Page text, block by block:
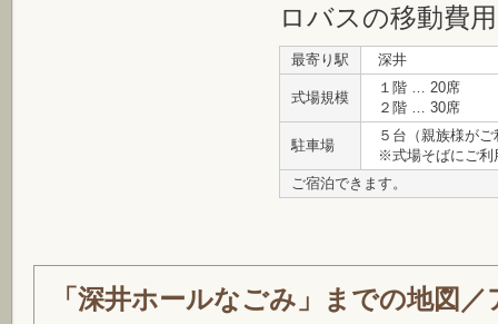
ロバスの移動費
最寄り駅 深井
式場規模
１階 … 20席
２階 … 30席
駐車場
５台（親族様が
※式場そばにご利
ご宿泊できます。
「深井ホールなごみ」までの地図